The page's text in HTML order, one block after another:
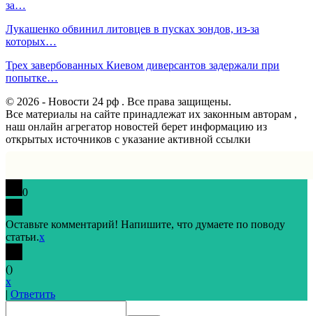
за…
Лукашенко обвинил литовцев в пусках зондов, из-за
которых…
Трех завербованных Киевом диверсантов задержали при
попытке…
© 2026 - Новости 24 рф . Все права защищены.
Все материалы на сайте принадлежат их законным авторам ,
наш онлайн агрегатор новостей берет информацию из
открытых источников с указание активной ссылки
0
Оставьте комментарий! Напишите, что думаете по поводу
статьи.x
()
x
| Ответить